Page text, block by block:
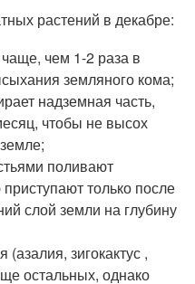
растений в декабре:
чем 1-2 раза в
земляного кома;
надземная часть,
чтобы не высох
поливают
только после
слой земли на глубину
зигокактус ,
остальных, однако